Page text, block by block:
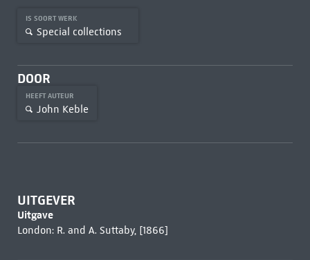
IS SOORT WERK
Special collections
DOOR
HEEFT AUTEUR
John Keble
UITGEVER
Uitgave
London: R. and A. Suttaby, [1866]